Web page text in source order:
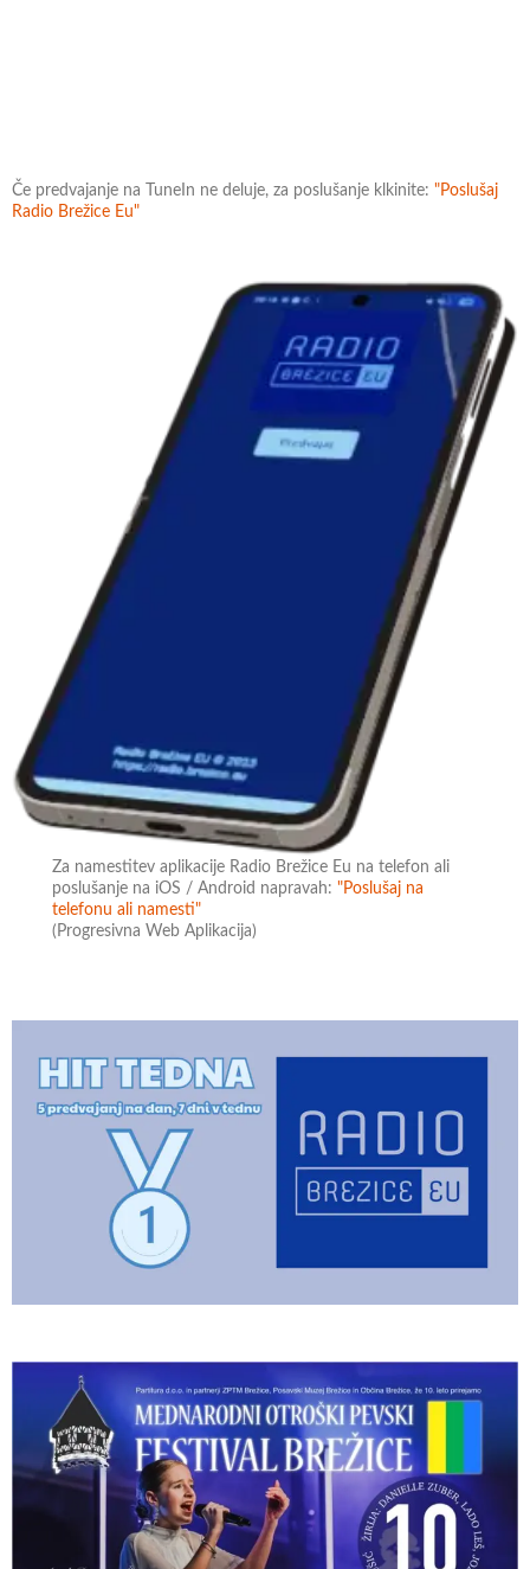
Če predvajanje na TuneIn ne deluje, za poslušanje klkinite: "Poslušaj
Radio Brežice Eu"
Za namestitev aplikacije Radio Brežice Eu na telefon ali
poslušanje na iOS / Android napravah:"Poslušaj na
telefonu ali namesti"
(Progresivna Web Aplikacija)